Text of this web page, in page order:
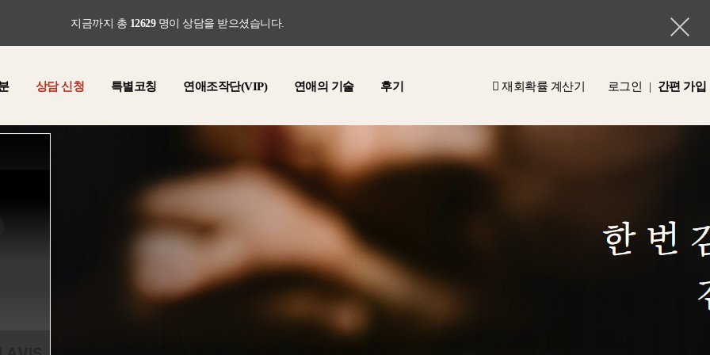
지금까지 총 12629 명이 상담을 받으셨습니다.
재회확률 계산기 로그인 간편 가입
상담 신청 특별코칭 연애조작단(VIP) 연애의 기술 후기